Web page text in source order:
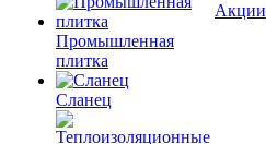
Промышленная
плитка
Сланец
Акции